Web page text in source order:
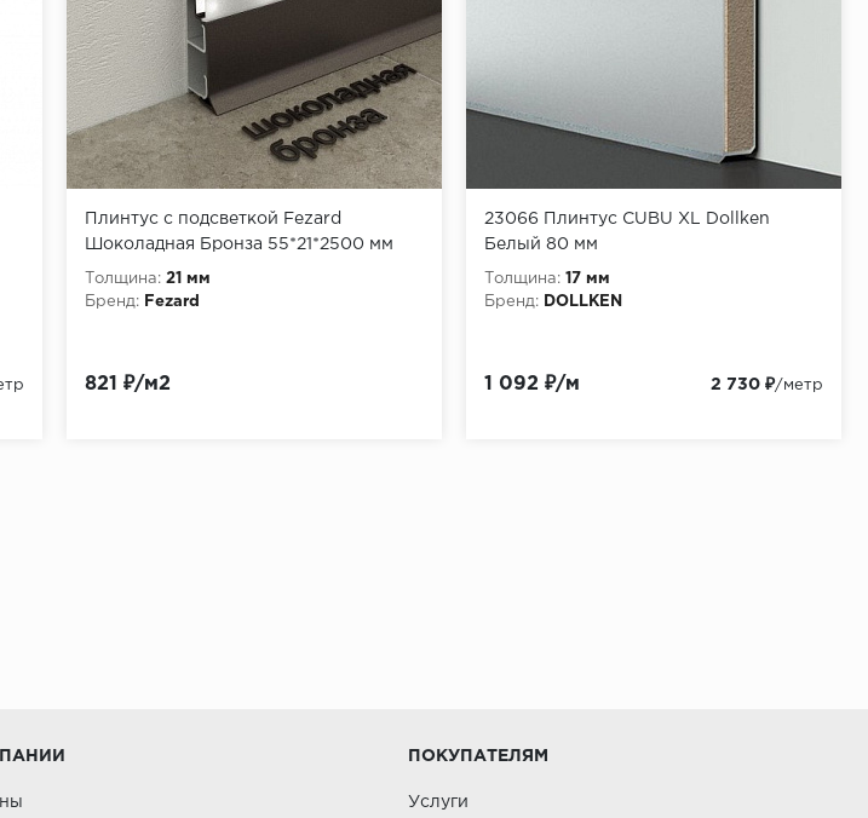
саморезы через плинтус в дюбеля.
Плинтус с подсветкой Fezard
Шоколадная Бронза 55*21*2500 мм
Толщина: 21 мм
Бренд:
Fezard
821 ₽/м2
23066 Плинтус CUBU XL Dollken
Белый 80 мм
Толщина: 17 мм
Бренд:
DOLLKEN
1 092 ₽/м 2 730 ₽/метр
ПОКУПАТЕЛЯМ
Услуги